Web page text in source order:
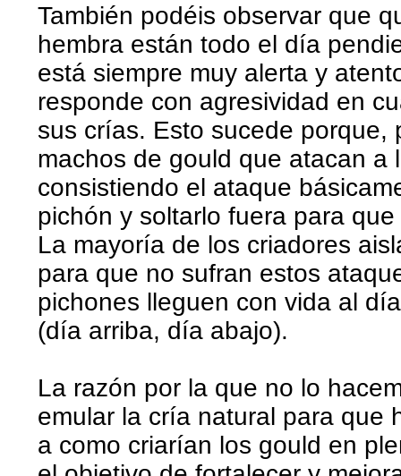
También podéis observar que
hembra están todo el día
está siempre muy alerta y
responde con agresividad en
sus crías. Esto sucede porque,
machos de gould que atacan a
consistiendo el ataque
pichón y soltarlo fuera para
La mayoría de los criadores
para que no sufran estos
pichones lleguen con vida al
(día arriba, día abajo).
La razón por la que no lo
emular la cría natural para que
a como criarían los gould en